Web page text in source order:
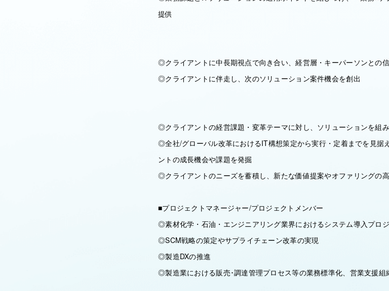
提供
◎クライアントに中長期視点で向き合い、経営層・キーパーソンとの
◎クライアントに伴走し、次のソリューション案件機会を創出
◎クライアントの経営課題・変革テーマに対し、ソリューションを組
◎全社/グローバル改革におけるIT構想策定から実行・定着までを見据
ントの成長機会や課題を発掘
◎クライアントのニーズを蓄積し、新たな価値提案やオファリングの
■プロジェクトマネージャー/プロジェクトメンバー
◎素材化学・石油・エンジニアリング業界におけるシステム導入プロ
◎SCM戦略の策定やサプライチェーン改革の実現
◎製造DXの推進
◎製造業における販売･調達管理プロセス等の業務標準化、営業支援組